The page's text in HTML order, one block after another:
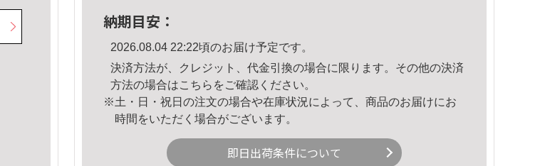
納期目安：
2026.08.04 22:22頃のお届け予定です。
決済方法が、クレジット、代金引換の場合に限ります。その他の決済
方法の場合はこちら をご確認ください。
※土・日・祝日の注文の場合や在庫状況によって、商品のお届けにお
時間をいただく場合がございます。
即日出荷条件について